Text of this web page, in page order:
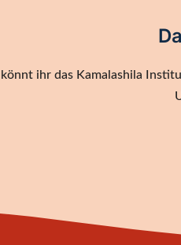
ihr das Kamalashila